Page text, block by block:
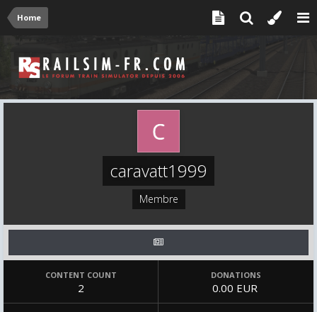
Home
caravatt1999
Membre
CONTENT COUNT
2
DONATIONS
0.00 EUR